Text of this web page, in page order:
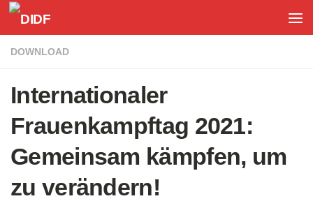
Unter dem Inhalt
DOWNLOAD
Internationaler
Frauenkampftag 2021:
Gemeinsam kämpfen, um
zu verändern!